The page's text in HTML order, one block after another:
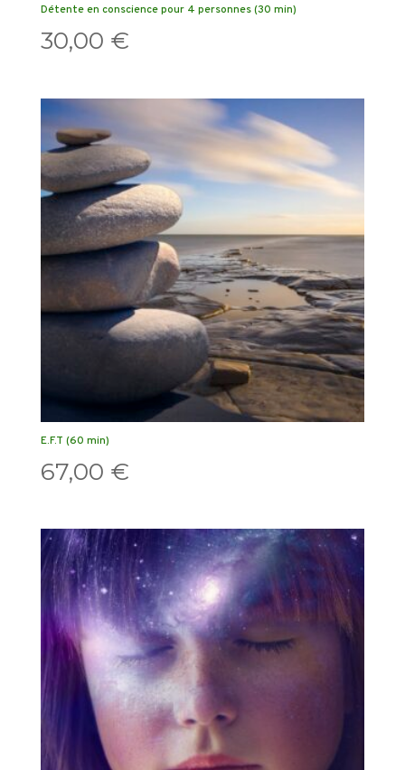
Détente en conscience pour 4 personnes (30 min)
30,00 €
E.F.T (60 min)
67,00 €